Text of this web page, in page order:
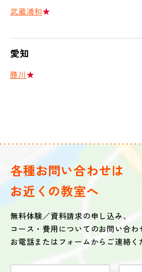
武蔵浦和★
愛知
勝川★
各種お問い合わせは
お近くの教室へ
無料体験／資料請求の申し込み、
コース・費用についてのお問い合わ
お電話またはフォームからご連絡く